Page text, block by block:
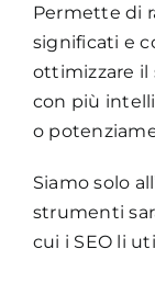
Permette di
significati e
ottimizzare il
con più
o
Siamo solo
strumenti
cui i SEO li